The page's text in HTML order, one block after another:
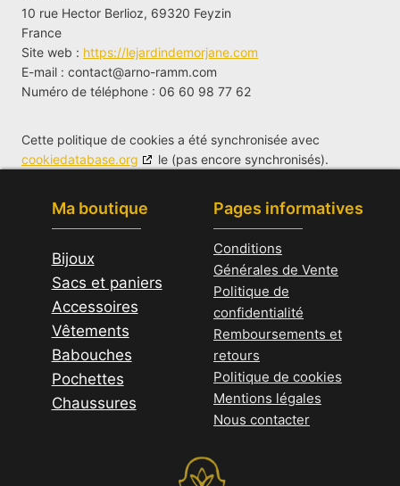
10 rue Hector Berlioz, 69320 Feyzin
France
Site web : https://lejardindemorjane.com
E-mail : contact@arno-ramm.com
Numéro de téléphone : 06 60 98 77 62
Cette politique de cookies a été synchronisée avec
cookiedatabase.org
le (pas encore synchronisés).
Ma boutique
Bijoux
Sacs et paniers
Accessoires
Vêtements
Babouches
Pochettes
Chaussures
Pages informatives
Conditions
Générales de Vente
Politique de
confidentialité
Remboursements et
retours
Politique de cookies
Mentions légales
Nous contacter